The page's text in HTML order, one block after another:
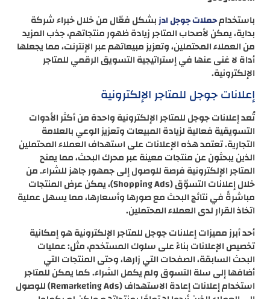
باستخدامحملات جوجل ادزبشكل فعّال من خلال خبراء شركة
بداية، يمكن لأصحاب المتاجر زيادة ظهور منتجاتهم، جذب المزيد
من العملاء المحتملين، وتعزيز مبيعاتهم عبر الإنترنت، مما يجعلها
أداة لا غنى عنها في إستراتيجية التسويق الرقمي للمتاجر
الإلكترونية.​
إعلانات جوجل للمتاجر الإلكترونية
تُعد إعلانات جوجل للمتاجر الإلكترونية واحدة من أكثر الأدوات
التسويقية فعالية لزيادة المبيعات وتعزيز الوعي بالعلامة
التجارية. تعتمد هذه الإعلانات على استهداف العملاء المحتملين
الذين يبحثون عن منتجات معينة عبر محرك البحث، مما يمنح
المتاجر الإلكترونية فرصة للوصول إلى جمهور جاهز للشراء. من
خلال إعلانات التسوّق (Shopping Ads)، يمكن عرض المنتجات
مباشرةً في نتائج البحث مع صورها وأسعارها، مما يسهل عملية
اتخاذ القرار لدى العملاء المحتملين.
أحد أبرز مميزات إعلانات جوجل للمتاجر الإلكترونية هو إمكانية
تخصيص الإعلانات بناءً على سلوك المستخدم، مثل: عمليات
البحث السابقة، الصفحات التي زارها، وحتى المنتجات التي
أضافها إلى سلة التسوق ولم يكمل الشراء. كما يمكن للمتاجر
استخدام إعلانات إعادة الاستهداف (Remarketing Ads) للوصول